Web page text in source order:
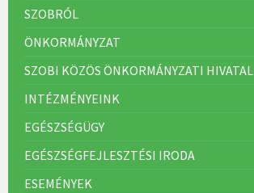
SZOBRÓL
ÖNKORMÁNYZAT
SZOBI KÖZÖS ÖNKORMÁNYZATI HIVATAL
INTÉZMÉNYEINK
EGÉSZSÉGÜGY
EGÉSZSÉGFEJLESZTÉSI IRODA
ESEMÉNYEK